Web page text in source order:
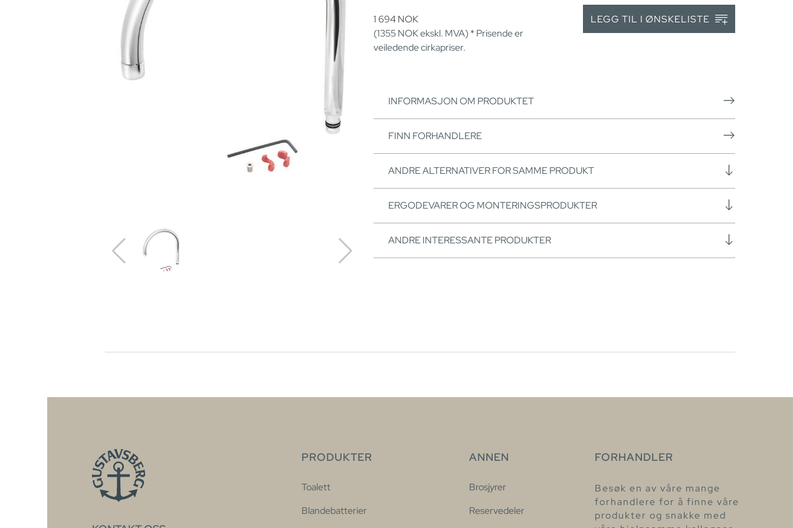
1 694NOK
(1355NOKekskl. MVA) * Prisende er
veiledende cirkapriser.
LEGG TIL I ØNSKELISTE
INFORMASJON OM PRODUKTET
FINN FORHANDLERE
ANDRE ALTERNATIVER FOR SAMME PRODUKT
ERGODEVARER OG MONTERINGSPRODUKTER
ANDRE INTERESSANTE PRODUKTER
PRODUKTER
Toalett
Blandebatterier
ANNEN
Brosjyrer
Reservedeler
FORHANDLER
Besøk en av våre mange
forhandlere for å finne våre
produkter og snakke med